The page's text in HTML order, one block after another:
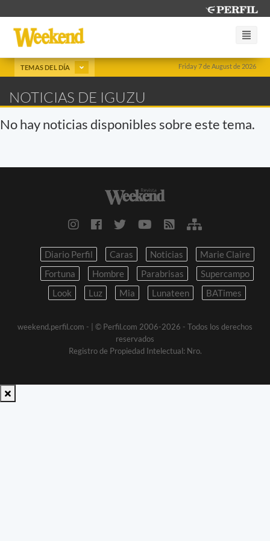
Friday 7 de August de 2026
TEMAS DEL DÍA
NOTICIAS DE IGUZU
No hay noticias disponibles sobre este tema.
Diario Perfil Caras Noticias
Marie Claire
Fortuna
Hombre Parabrisas
Supercampo
Look
Luz Mia Lunateen BATimes
weekend.perfil.com -
| © Perfil.com 2006-2026 - Todos los derechos
reservados
Registro de Propiedad Intelectual: Nro.